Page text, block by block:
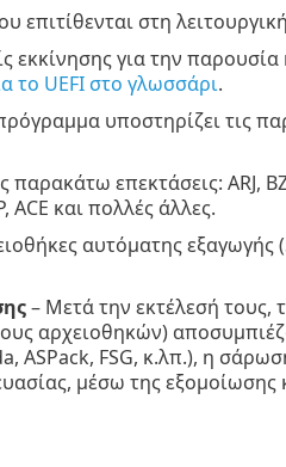
επιτίθενται στη
εκκίνησης για την
το UEFI στο γλωσσάρι.
υποστηρίζει τις
επεκτάσεις: ARJ,
ACE και πολλές άλλες.
αυτόματης εξαγωγής
– Μετά την εκτέλεσή τους,
αρχειοθηκών)
ASPack, FSG, κ.λπ.), η
μέσω της εξομοίωσης